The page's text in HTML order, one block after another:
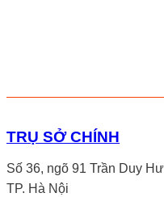
TRỤ SỞ CHÍNH
Số 36, ngõ 91 Trần Duy
TP. Hà Nội